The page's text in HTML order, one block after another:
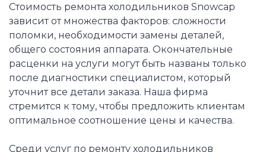
Стоимость ремонта холодильников Snowcap
зависит от множества факторов: сложности
поломки, необходимости замены деталей,
общего состояния аппарата. Окончательные
расценки на услуги могут быть названы только
после диагностики специалистом, который
уточнит все детали заказа. Наша фирма
стремится к тому, чтобы предложить клиентам
оптимальное соотношение цены и качества.
Среди услуг по ремонту холодильников